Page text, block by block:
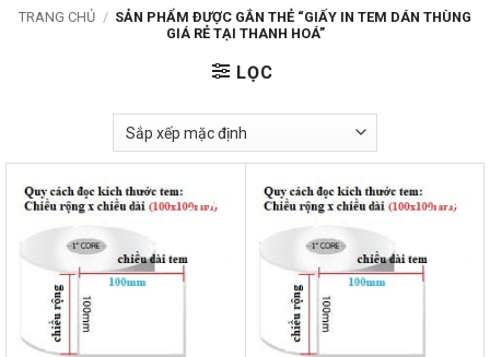
TRANG CHỦ / SẢN PHẨM ĐƯỢC GẮN THẺ “GIẤY IN TEM DÁN THÙNG
GIÁ RẺ TẠI THANH HOÁ”
LỌC
-17% -17%